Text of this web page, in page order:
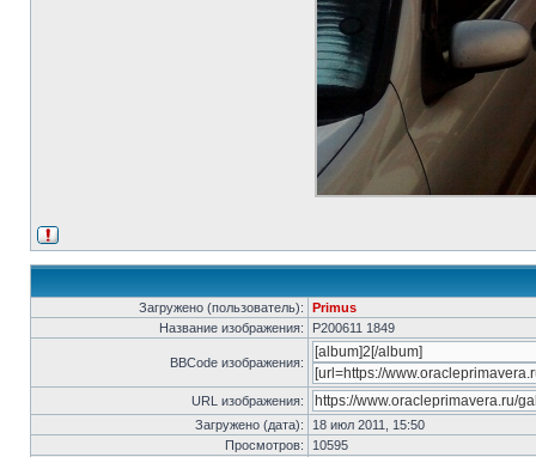
Загружено (пользователь):
Primus
Название изображения:
P200611 1849
BBCode изображения:
URL изображения:
Загружено (дата):
18 июл 2011, 15:50
Просмотров:
10595